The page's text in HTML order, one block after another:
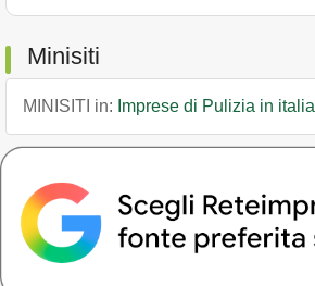
Minisiti
MINISITI in: Imprese di Pulizia in italia